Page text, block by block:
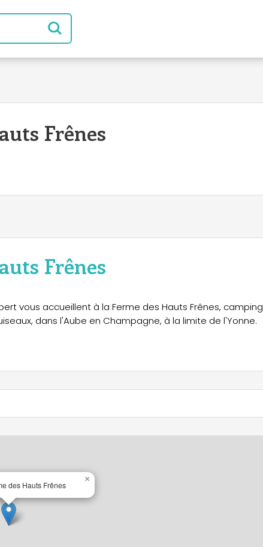
Frênes
Frênes
vous accueillent à la Ferme des Hauts Frênes, camping
dans l'Aube en Champagne, à la limite de l'Yonne.
des Hauts Frênes
×